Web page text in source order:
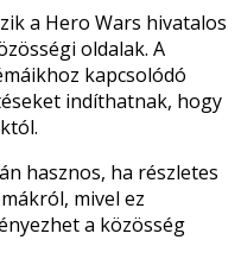
a Hero Wars hivatalos
oldalak. A
kapcsolódó
indíthatnak, hogy
hasznos, ha részletes
mivel ez
a közösség